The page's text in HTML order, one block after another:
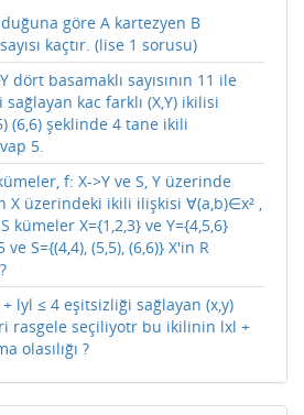
göre A kartezyen B
kaçtır. (lise 1 sorusu)
dört basamaklı sayısının 11 ile
kac farklı (X,Y) ikilisi
(6,6) şeklinde 4 tane ikili
5.
f: X->Y ve S, Y üzerinde
X üzerindeki ikili ilişkisi ∀(a,b)∈x² ,
kümeler X={1,2,3} ve Y={4,5,6}
S={(4,4), (5,5), (6,6)} X'in R
+ lyl ≤ 4 eşitsizliği sağlayan (x,y)
rasgele seçiliyotr bu ikilinin lxl +
olasılığı ?